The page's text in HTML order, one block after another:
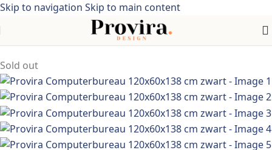
Skip to navigation Skip to main content
industriële stijl
Sold out